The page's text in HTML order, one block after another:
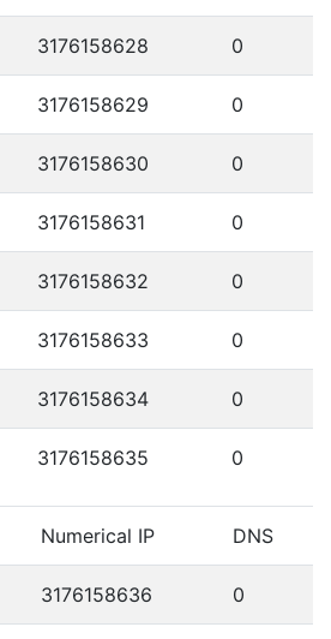
3176158628 0
3176158629 0
3176158630 0
3176158631 0
3176158632 0
3176158633 0
3176158634 0
3176158635 0
Numerical IP DNS
3176158636 0